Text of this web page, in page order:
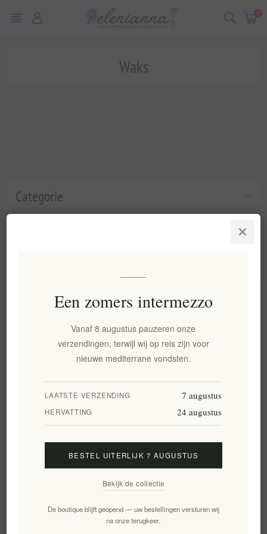
0
Categorie
Waks
Informatie
Mijn account
Aanmelden Opzeggen
Een zomers intermezzo
Vanaf 8 augustus pauzeren onze
verzendingen, terwijl wij op reis zijn voor
nieuwe mediterrane vondsten.
LAATSTE VERZENDING 7 augustus
HERVATTING 24 augustus
BESTEL UITERLIJK 7 AUGUSTUS
Bekijk de collectie
De boutique blijft geopend — uw bestellingen versturen wij
na onze terugkeer.